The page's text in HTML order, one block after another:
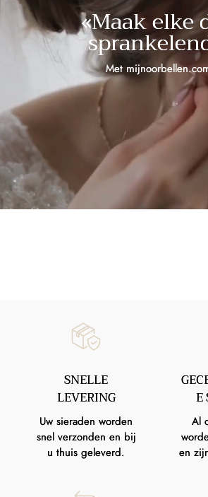
«Maak elke
Met
SNELLE
LEVERING
Uw sieraden worden
snel verzonden en bij
u thuis geleverd.
E
Al
en